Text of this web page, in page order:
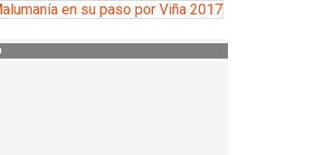
en su paso por Viña 2017